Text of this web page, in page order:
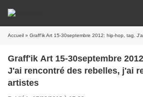
Accueil » Graff'ik Art 15-30septembre 2012: hip-hop, tag. J'ai rencontré
Graff'ik Art 15-30septembre
J'ai rencontré des rebelles, j'ai
artistes